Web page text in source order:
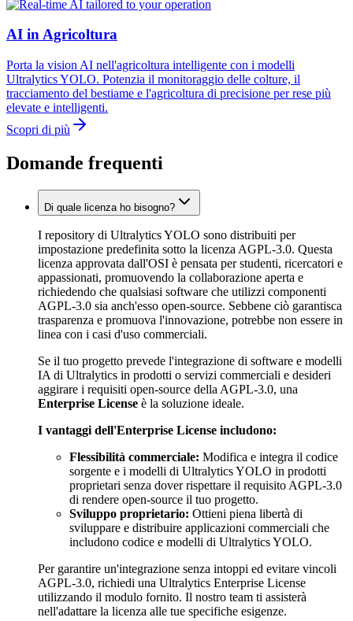
AI in Agricoltura
Porta la vision AI nell'agricoltura intelligente con i modelli
Ultralytics YOLO. Potenzia il monitoraggio delle colture, il
tracciamento del bestiame e l'agricoltura di precisione per rese più
elevate e intelligenti.
Scopri di più
Domande frequenti
Di quale licenza ho bisogno?
I repository di Ultralytics YOLO sono distribuiti per
impostazione predefinita sotto la licenza AGPL-3.0. Questa
licenza approvata dall'OSI è pensata per studenti, ricercatori e
appassionati, promuovendo la collaborazione aperta e
richiedendo che qualsiasi software che utilizzi componenti
AGPL-3.0 sia anch'esso open-source. Sebbene ciò garantisca
trasparenza e promuova l'innovazione, potrebbe non essere in
linea con i casi d'uso commerciali.
Se il tuo progetto prevede l'integrazione di software e modelli
IA di Ultralytics in prodotti o servizi commerciali e desideri
aggirare i requisiti open-source della AGPL-3.0, una
Enterprise License è la soluzione ideale.
I vantaggi dell'Enterprise License includono:
Flessibilità commerciale: Modifica e integra il codice
sorgente e i modelli di Ultralytics YOLO in prodotti
proprietari senza dover rispettare il requisito AGPL-3.0
di rendere open-source il tuo progetto.
Sviluppo proprietario: Ottieni piena libertà di
sviluppare e distribuire applicazioni commerciali che
includono codice e modelli di Ultralytics YOLO.
Per garantire un'integrazione senza intoppi ed evitare vincoli
AGPL-3.0, richiedi una Ultralytics Enterprise License
utilizzando il modulo fornito. Il nostro team ti assisterà
nell'adattare la licenza alle tue specifiche esigenze.